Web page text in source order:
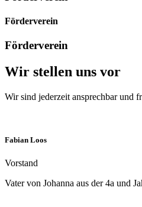
Förderverein
Förderverein
Wir stellen uns vor
Wir sind jederzeit ansprechbar und
Fabian Loos
Vorstand
Vater von Johanna aus der 4a und